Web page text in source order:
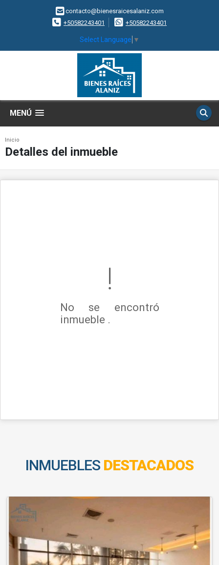
contacto@bienesraicesalaniz.com
+50582243401
+50582243401
Select Language ▼
MENÚ
Inicio
Detalles del inmueble
No se encontró
inmueble .
INMUEBLES DESTACADOS